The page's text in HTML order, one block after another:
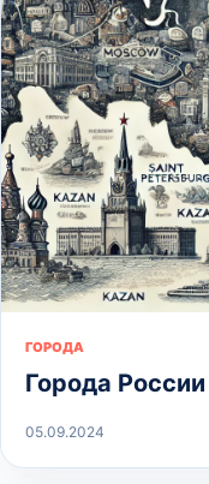
ГОРОДА
Города
05.09.2024